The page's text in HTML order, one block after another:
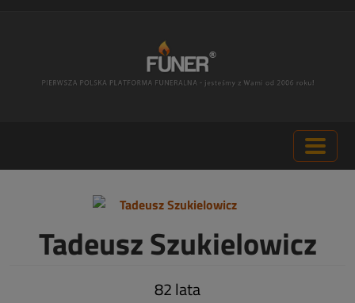
Tadeusz Szukielowicz
82 lata